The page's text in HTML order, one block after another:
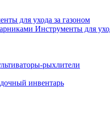
для ухода за газоном
Инструменты для
рыхлители
инвентарь